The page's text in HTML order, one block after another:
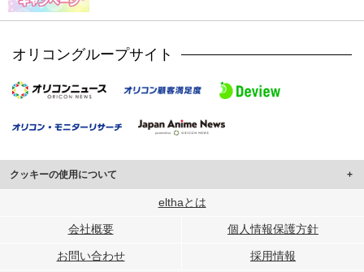
オリコングループサイト
クッキーの使用について
このサイトでは Cookie を使用して、ユーザーに合わせたコンテンツや広告の
行っています。
メディアや広告配信、データ解析の各パートナーに提供しています。
elthaとは
会社概要 個人情報保護方針
お問い合わせ
採用情報